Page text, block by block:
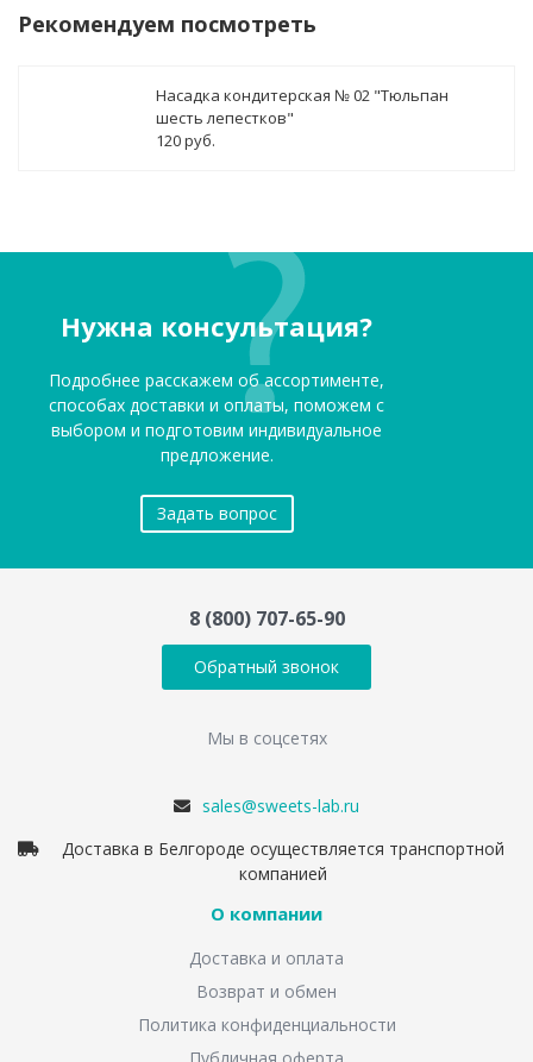
Рекомендуем посмотреть
Насадка кондитерская № 02 "Тюльпан
шесть лепестков"
120 руб.
Нужна консультация?
Подробнее расскажем об ассортименте,
способах доставки и оплаты, поможем с
выбором и подготовим индивидуальное
предложение.
Задать вопрос
8 (800) 707-65-90
Обратный звонок
Мы в соцсетях
sales@sweets-lab.ru
Доставка в Белгороде осуществляется транспортной
компанией
О компании
Доставка и оплата
Возврат и обмен
Политика конфиденциальности